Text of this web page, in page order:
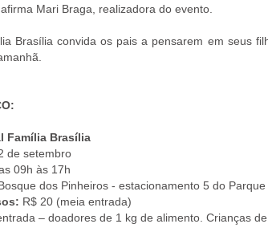
Mari Braga, realizadora do evento.
Brasília convida os pais a pensarem em seus
Família Brasília
de setembro
09h às 17h
dos Pinheiros - estacionamento 5 do Parque
R$ 20 (meia entrada)
– doadores de 1 kg de alimento. Crianças